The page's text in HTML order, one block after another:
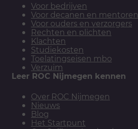
Voor bedrijven
Voor decanen en mentoren
Voor ouders en verzorgers
Rechten en plichten
Klachten
Studiekosten
Toelatingseisen mbo
Verzuim
Leer ROC Nijmegen kennen
Over ROC Nijmegen
Nieuws
Blog
Het Startpunt